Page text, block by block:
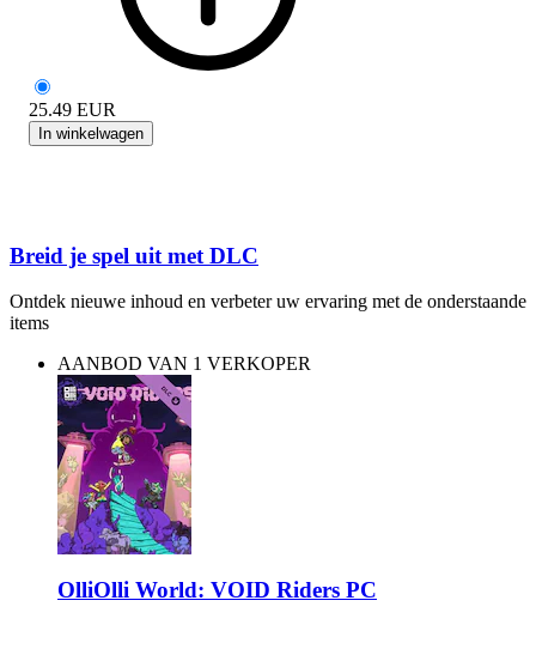
25.49 EUR
In winkelwagen
Breid je spel uit met DLC
Ontdek nieuwe inhoud en verbeter uw ervaring met de onderstaande
items
AANBOD VAN 1 VERKOPER
OlliOlli World: VOID Riders PC